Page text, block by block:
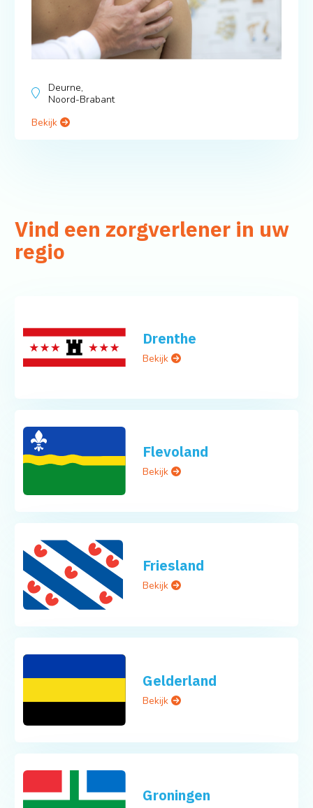
Deurne,
Noord-Brabant
Bekijk
Vind een zorgverlener in uw
regio
Drenthe
Bekijk
Flevoland
Bekijk
Friesland
Bekijk
Gelderland
Bekijk
Groningen